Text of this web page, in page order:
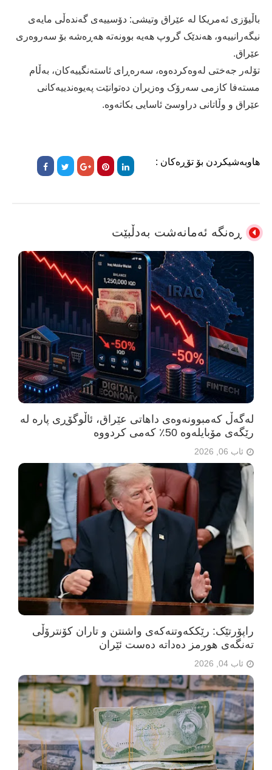
باڵیۆزی ئەمریکا لە عێراق وتیشی: دۆسییەی گەندەڵی مایەی
نیگەرانییەو، ھەندێک گروپ ھەیە بوونەتە ھەڕەشە بۆ سەروەری
عێراق.
تۆلەر جەختی له‌وه‌کردەوە، سەرەڕای ئاستەنگییەکان، به‌ڵام
مستەفا کازمی سەرۆک وەزیران دەتوانێت پەیوەندییەکانی
عێراق و وڵاتانی دراوسێ ئاسایی بکاتەوە.
هاوبەشیکردن بۆ تۆڕەکان :
ڕەنگە ئەمانەشت بەدڵبێت
لەگەڵ کەمبوونەوەی داهاتی عێراق، ئاڵوگۆڕی پارە لە
رێگەی مۆبایلەوە 50٪ کەمی کردووە
ئاب 06, 2026
راپۆرتێک: رێککەوتنەکەی واشنتن و تاران کۆنترۆڵی
تەنگەی هورمز دەداتە دەست ئێران
ئاب 04, 2026